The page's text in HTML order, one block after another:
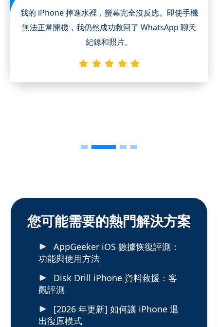
我的 iPhone 掉進水裡，螢幕完全沒反應。即使手機
無法正常開機，我仍然成功救回了 WhatsApp 聊天
紀錄和照片。
您可能需要的熱門解決方案
AppGeeker iOS 數據恢復評測：
功能與使用方法
Disk Drill iPhone 資料救援：客
觀評測
[2026 年更新] 如何讓 iPhone 退
出復原模式